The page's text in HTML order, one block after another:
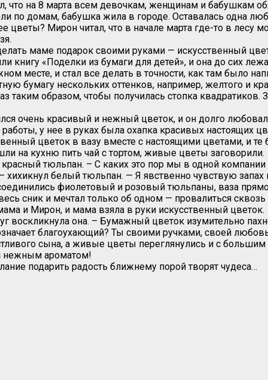
что на 8 марта всем девочкам, женщинам и бабушкам
по домам, бабушка жила в городе. Оставалась одна
цветы? Мирон читал, что в начале марта где-то в лесу
маме подарок своими руками — искусственный
книгу «Поделки из бумаги для детей», и она до сих
месте, и стал все делать в точности, как там было
бумагу нескольких оттенков, например, желтого и
таким образом, чтобы получилась стопка
очень красивый и нежный цветок, и он долго
у нее в руках была охапка красивых настоящих
цветок в вазу вместе с настоящими цветами, и
на кухню пить чай с тортом, живые цветы заговорили.
тюльпан. – С каких это пор мы в одной
хихикнул белый тюльпан. — Я явственно чувствую запах
фиолетовый и розовый тюльпаны, ваза прямо
сник и мечтал только об одном — провалиться
и Мирон, и мама взяла в руки искусственный цветок.
воскликнула она. – Бумажный цветок изумительно
благоухающий? Ты своими ручками, своей
сына, а живые цветы переглянулись и с
нежным ароматом!
подарить радость ближнему порой творят чудеса…